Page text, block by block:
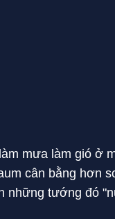
mưa làm gió ở
cân bằng hơn
những tướng đó